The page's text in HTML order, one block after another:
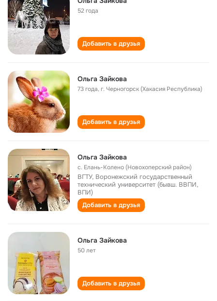
52 года
Добавить в друзья
Ольга Зайкова
73 года,г. Черногорск (Хакасия Республика)
Добавить в друзья
Ольга Зайкова
с. Елань-Колено (Новохоперский район)
ВГТУ, Воронежский государственный
технический университет (бывш. ВВПИ,
ВПИ)
Добавить в друзья
Ольга Зайкова
50 лет
Добавить в друзья